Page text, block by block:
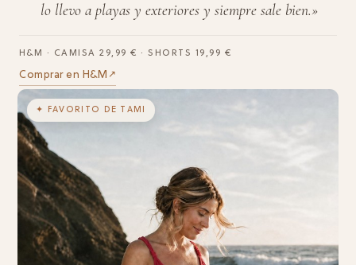
lo llevo a playas y exteriores y siempre sale bien.»
H&M · CAMISA 29,99 € · SHORTS 19,99 €
Comprar en H&M ↗︎
✦ FAVORITO DE TAMI